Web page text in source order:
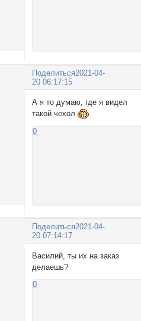
Поделиться2021-04-
20 06:17:15
А я то думаю, где я видел
такой чехол
0
Поделиться2021-04-
20 07:14:17
Василий, ты их на заказ
делаешь?
0